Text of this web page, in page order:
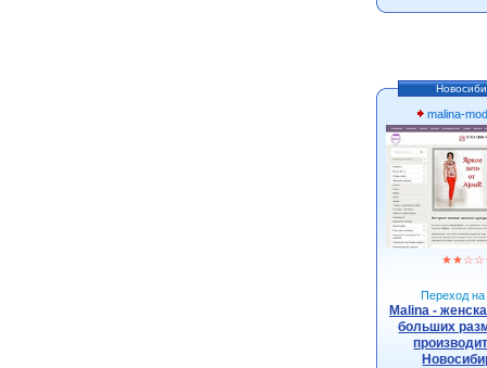
malina-
★★☆☆
Переход на
Malina -
больших